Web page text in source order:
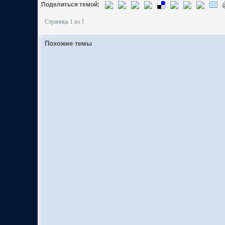
Поделиться темой:
Страница 1 из 1
Похожие темы